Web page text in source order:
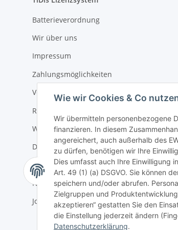
Batterieverordnung
Wir über uns
Impressum
Zahlungsmöglichkeiten
Versandkosten
Retouren / Rückgabe
Widerrufsrecht
Datenschutz
AGB
Newsletter
Jobs bei TiDis
Wie wir Cookies & Co
Wir übermitteln personenbezogene
finanzieren. In diesem
angereichert, auch außerhalb des
zu dürfen, benötigen wir Ihre
Dies umfasst auch Ihre Einwilligung
Art. 49 (1) (a) DSGVO. Sie können
speichern und/oder abrufen.
Zielgruppen und
akzeptieren“ gestatten Sie den
die Einstellung jederzeit ändern
Datenschutzerklärung.